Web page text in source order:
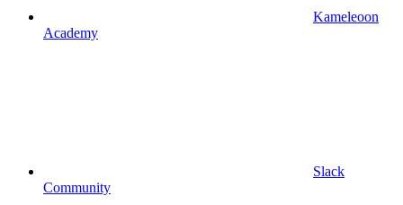
Kameleoon
Academy
Slack
Community